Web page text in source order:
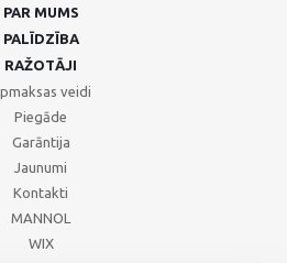
PAR MUMS
PALĪDZĪBA
RAŽOTĀJI
veidi
Piegāde
Garāntija
Jaunumi
Kontakti
MANNOL
WIX